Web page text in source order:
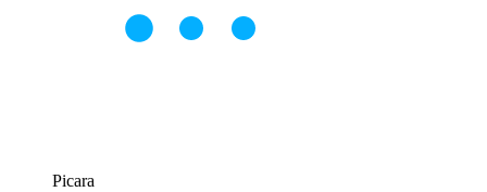
Picara